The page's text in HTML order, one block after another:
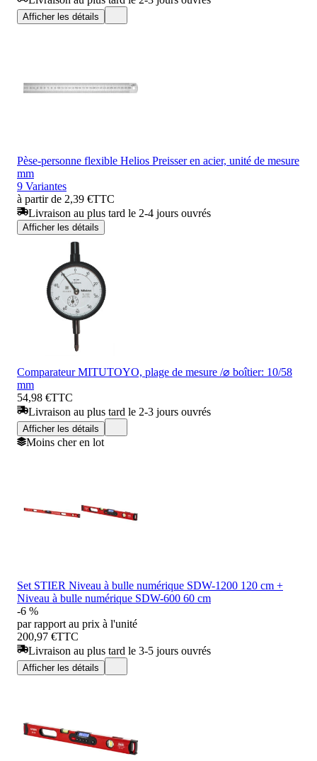
Afficher les détails
Pèse-personne flexible Helios Preisser en acier, unité de mesure
mm
9 Variantes
à partir de 2,39 €TTC
Livraison au plus tard le 2-4 jours ouvrés
Afficher les détails
Comparateur MITUTOYO, plage de mesure /⌀ boîtier: 10/58
mm
54,98 €TTC
Livraison au plus tard le 2-3 jours ouvrés
Afficher les détails
Moins cher en lot
Set STIER Niveau à bulle numérique SDW-1200 120 cm +
Niveau à bulle numérique SDW-600 60 cm
-6 %
par rapport au prix à l'unité
200,97 €TTC
Livraison au plus tard le 3-5 jours ouvrés
Afficher les détails